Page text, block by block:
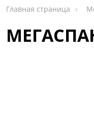
Главная страница